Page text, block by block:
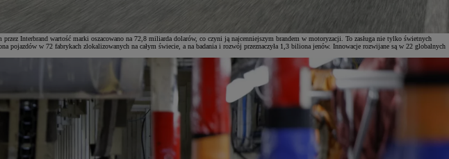
Interbrand wartość marki oszacowano na 72,8 miliarda dolarów, co czyni ją najcenniejszym brandem w motoryzacji. To zasługa nie tylko świetnych
w 72 fabrykach zlokalizowanych na całym świecie, a na badania i rozwój przeznaczyła 1,3 biliona jenów. Innowacje rozwijane są w 22 globalnych